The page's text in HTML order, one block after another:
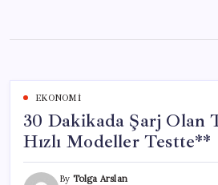
content
EKONOMI
30 Dakikada Şarj Olan
Hızlı Modeller Testte**
By Tolga Arslan